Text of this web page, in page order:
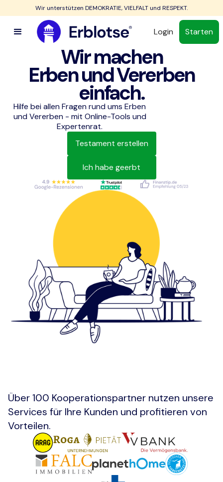
Wir unterstützen DEMOKRATIE, VIELFALT und RESPEKT.
Login Starten
Wir machen
Erben und Vererben
einfach.
Hilfe bei allen Fragen rund ums Erben
und Vererben - mit Online-Tools und
Expertenrat.
Testament erstellen
Ich habe geerbt
Über 100 Kooperationspartner nutzen unsere
Services für Ihre Kunden und profitieren von
Vorteilen.